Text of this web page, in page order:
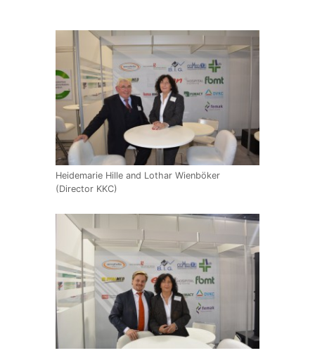
Heidemarie Hille and Lothar Wienböker
(Director KKC)